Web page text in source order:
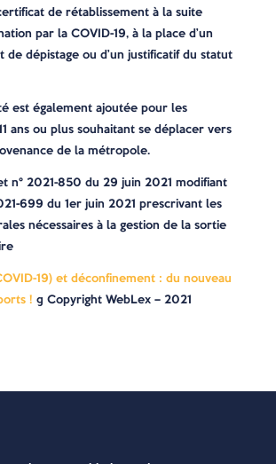
de rétablissement à la suite
par la COVID-19, à la place d’un
dépistage ou d’un justificatif du statut
est également ajoutée pour les
ans ou plus souhaitant se déplacer vers
de la métropole.
n° 2021-850 du 29 juin 2021 modifiant
699 du 1er juin 2021 prescrivant les
nécessaires à la gestion de la sortie
19) et déconfinement : du nouveau
! © Copyright WebLex – 2021